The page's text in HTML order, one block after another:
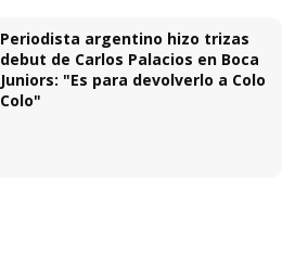
Periodista argentino hizo trizas
debut de Carlos Palacios en Boca
Juniors: "Es para devolverlo a Colo
Colo"